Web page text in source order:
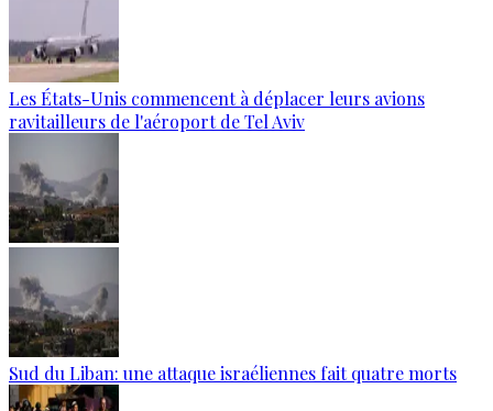
Les États-Unis commencent à déplacer leurs avions
ravitailleurs de l'aéroport de Tel Aviv
Sud du Liban: une attaque israéliennes fait quatre morts